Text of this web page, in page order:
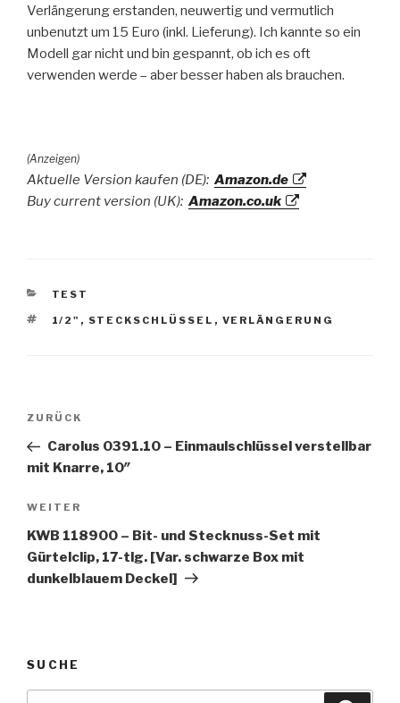
Verlängerung erstanden, neuwertig und vermutlich
unbenutzt um 15 Euro (inkl. Lieferung). Ich kannte so ein
Modell gar nicht und bin gespannt, ob ich es oft
verwenden werde – aber besser haben als brauchen.
(Anzeigen)
Aktuelle Version kaufen (DE): Amazon.de
Buy current version (UK): Amazon.co.uk
KATEGORIEN
TEST
SCHLAGWÖRTER
1/2" , STECKSCHLÜSSEL , VERLÄNGERUNG
Beitragsnavigation
Vorheriger
Beitrag
ZURÜCK
Carolus 0391.10 – Einmaulschlüssel verstellbar
mit Knarre, 10″
Nächster
Beitrag
WEITER
KWB 118900 – Bit- und Stecknuss-Set mit
Gürtelclip, 17-tlg. [Var. schwarze Box mit
dunkelblauem Deckel]
SUCHE